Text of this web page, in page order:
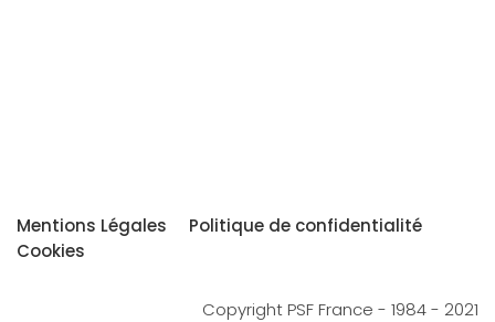
Mentions Légales
Politique de confidentialité
Cookies
Copyright PSF France - 1984 - 2021